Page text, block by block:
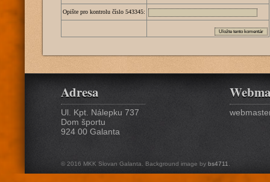
Opište pro kontrolu číslo 543345:
Adresa
Ul. Kpt. Nálepku 737
Dom športu
924 00 Galanta
© 2016 MKK Slovan Galanta. Background image by bs4711